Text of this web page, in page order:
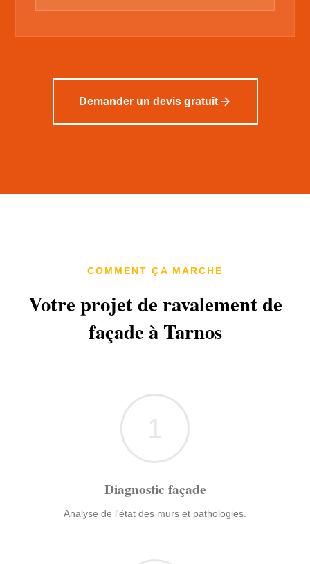
Demander un devis gratuit
COMMENT ÇA MARCHE
Votre projet de ravalement de
façade à Tarnos
1
Diagnostic façade
Analyse de l'état des murs et pathologies.